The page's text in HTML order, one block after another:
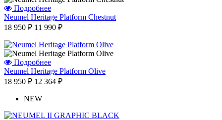
Подробнее
Neumel Heritage Platform Chestnut
18 950 ₽ 11 990 ₽
Подробнее
Neumel Heritage Platform Olive
18 950 ₽ 12 364 ₽
NEW